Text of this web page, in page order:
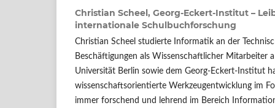
Christian Scheel, Georg-Eckert-Institut –
internationale Schulbuchforschung
Christian Scheel studierte Informatik an der
Beschäftigungen als Wissenschaftlicher Mitarbeiter
Universität Berlin sowie dem Georg-Eckert-Institut
wissenschaftsorientierte Werkzeugentwicklung im
immer forschend und lehrend im Bereich